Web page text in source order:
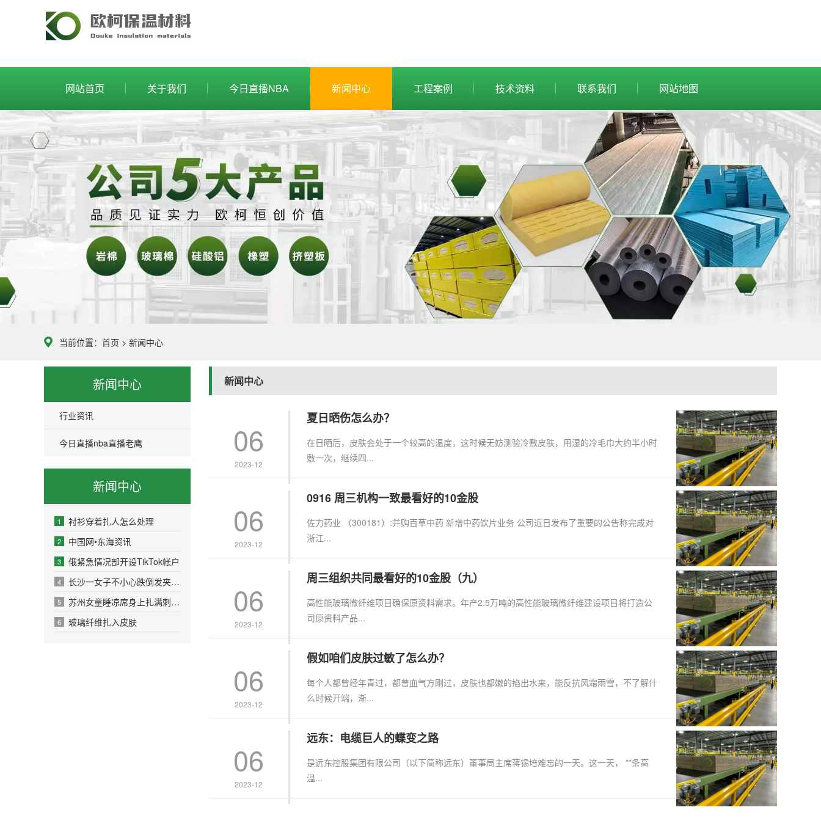
网站首页 关于我们 今日直播NBA 新闻中心 工程案例 技术资料 联系我们 网站地图
当前位置： 首页 > 新闻中心
新闻中心
行业资讯
今日直播nba直播老鹰
新闻中心
1 衬衫穿着扎人怎么处理
2 中国网•东海资讯
3 俄紧急情况部开设TikTok帐户
4 长沙一女子不小心跌倒发夹刺进头皮！
5 苏州女童睡凉席身上扎满刺 皮肤扎刺如何紧急处理？
6 玻璃纤维扎入皮肤
新闻中心
06
2023-12
夏日晒伤怎么办？
在日晒后，皮肤会处于一个较高的温度，这时候无妨测验冷敷皮肤，用湿的冷毛巾大约半小时
敷一次，继续四...
06
2023-12
0916 周三机构一致最看好的10金股
佐力药业 （300181）:并购百草中药 新增中药饮片业务 公司近日发布了重要的公告称完成对
浙江...
06
2023-12
周三组织共同最看好的10金股（九）
高性能玻璃微纤维项目确保原资料需求。年产2.5万吨的高性能玻璃微纤维建设项目将打造公
司原资料产品...
06
2023-12
假如咱们皮肤过敏了怎么办？
每个人都曾经年青过，都曾血气方刚过，皮肤也都嫩的掐出水来，能反抗风霜雨雪，不了解什
么时候开端，渐...
06
2023-12
远东：电缆巨人的蝶变之路
是远东控股集团有限公司（以下简称远东）董事局主席蒋锡培难忘的一天。这一天， **条高
温...